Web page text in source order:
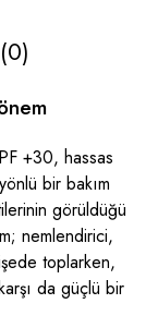
+30, hassas
bir bakım
görüldüğü
nemlendirici,
toplarken,
da güçlü bir